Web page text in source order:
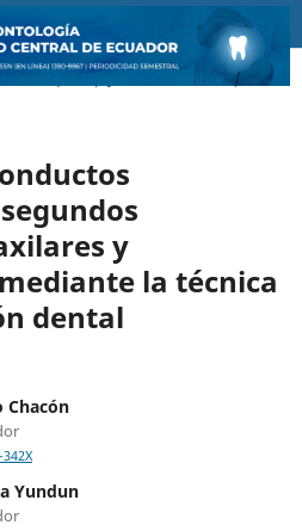
2 (2023): Julio - Diciembre /
y
la técnica
dental
Chacón
Yundun